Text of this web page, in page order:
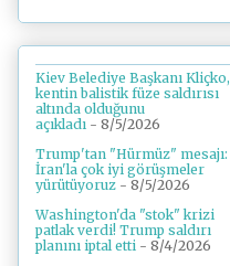
Kiev Belediye Başkanı Kliçko,
kentin balistik füze saldırısı
altında olduğunu
açıkladı - 8/5/2026
Trump'tan "Hürmüz" mesajı:
İran'la çok iyi görüşmeler
yürütüyoruz - 8/5/2026
Washington'da "stok" krizi
patlak verdi! Trump saldırı
planını iptal etti - 8/4/2026